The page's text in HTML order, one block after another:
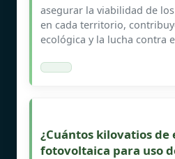
asegurar la viabilidad de
en cada territorio,
ecológica y la lucha contra
¿Cuántos kilovatios
fotovoltaica para uso